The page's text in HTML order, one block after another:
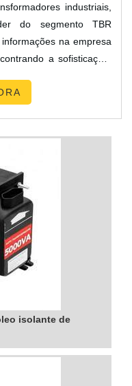
industriais,
do segmento TBR
na empresa
a sofisticação,
quer encontrar
isolante de